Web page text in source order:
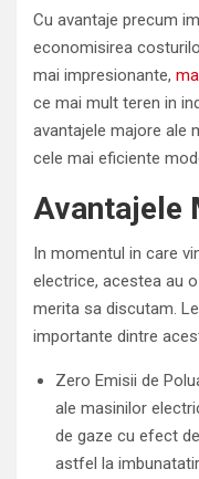
Cu avantaje precum
economisirea
mai impresionante,
ce mai mult teren in
avantajele majore ale
cele mai eficiente
Avantajele
In momentul in care
electrice, acestea au
merita sa discutam.
importante dintre
Zero Emisii de
ale masinilor
de gaze cu efect
astfel la